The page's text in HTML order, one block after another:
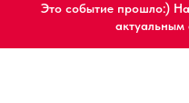
Это событие прошло:)